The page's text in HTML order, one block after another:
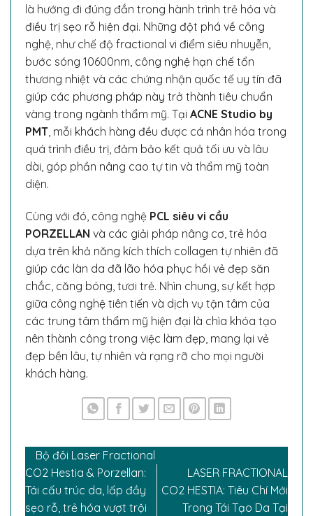
là hướng đi đúng đắn trong hành trình trẻ hóa và
điều trị sẹo rỗ hiện đại. Những đột phá về công
nghệ, như chế độ fractional vi điểm siêu nhuyễn,
bước sóng 10600nm, công nghệ hạn chế tổn
thương nhiệt và các chứng nhận quốc tế uy tín đã
giúp các phương pháp này trở thành tiêu chuẩn
vàng trong ngành thẩm mỹ. Tại ACNE Studio by
PMT, mỗi khách hàng đều được cá nhân hóa trong
quá trình điều trị, đảm bảo kết quả tối ưu và lâu
dài, góp phần nâng cao tự tin và thẩm mỹ toàn
diện.
Cùng với đó, công nghệ PCL siêu vi cầu
PORZELLAN và các giải pháp nâng cơ, trẻ hóa
dựa trên khả năng kích thích collagen tự nhiên đã
giúp các làn da đã lão hóa phục hồi vẻ đẹp săn
chắc, căng bóng, tươi trẻ. Nhìn chung, sự kết hợp
giữa công nghệ tiên tiến và dịch vụ tận tâm của
các trung tâm thẩm mỹ hiện đại là chìa khóa tạo
nên thành công trong việc làm đẹp, mang lại vẻ
đẹp bền lâu, tự nhiên và rạng rỡ cho mọi người
khách hàng.
Bộ đôi Laser Fractional
CO2 Hestia & Porzellan:
Tái cấu trúc da, lấp đầy
sẹo rỗ, trẻ hóa vượt trội
LASER FRACTIONAL
CO2 HESTIA: Tiêu Chí Mới
Trong Tái Tạo Da Tại